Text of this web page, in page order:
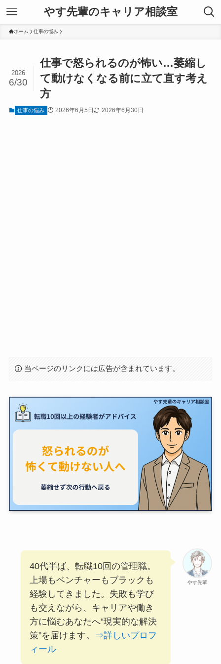
やす先輩のキャリア相談室
ホーム 仕事の悩み
仕事で怒られるのが怖い…萎縮し
て動けなくなる前に立て直す考え
方
2026
6/30
仕事の悩み 2026年6月5日 2026年6月30日
当ページのリンクには広告が含まれています。
やす先輩
40代半ば、転職10回の管理職。
上場もベンチャーもブラックも
経験してきました。失敗も学び
も交えながら、キャリアや働き
方に悩むあなたへ“現実的な解決
策”を届けます。
⇒詳しいプロフ
ィール